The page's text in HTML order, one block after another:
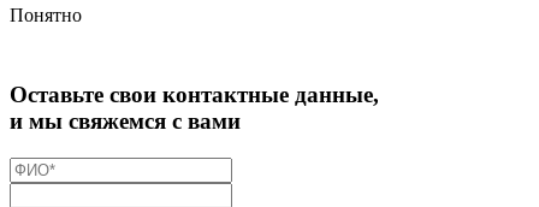
Понятно
Оставьте свои контактные данные,
и мы свяжемся с вами